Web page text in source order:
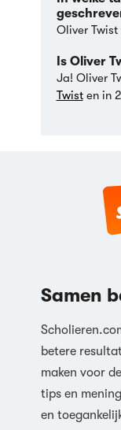
Oliver
Is Oliver
Ja! Oliver
Twisten in
Samen
betere
maken voor
tips en
en